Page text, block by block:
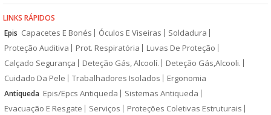
LINKS RÁPIDOS
Epis Capacetes E Bonés Óculos E Viseiras
Soldadura
Proteção Auditiva
Prot. Respiratória
Luvas De Proteção
Calçado Segurança
Deteção Gás, Alcoolí.
Deteção Gás,Alcooli.
Cuidado Da Pele
Trabalhadores Isolados Ergonomia
Antiqueda Epis/Epcs Antiqueda
Sistemas Antiqueda
Evacuação E Resgate
Serviços
Proteções Coletivas Estruturais